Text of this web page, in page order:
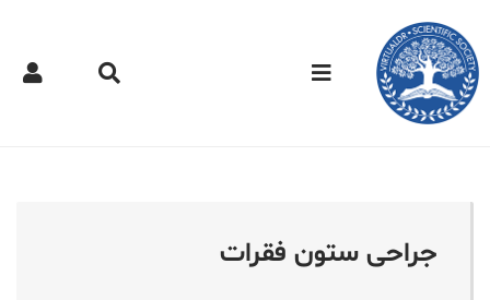
دکتر مجازی - جراحی ستون
جراحی ستون فقرات